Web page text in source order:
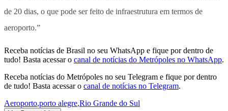
de 20 dias, o que pode ser feito de infraestrutura em termos de
aeroporto.”
Receba notícias de Brasil no seu WhatsApp e fique por dentro de
tudo! Basta acessar o canal de notícias do Metrópoles no WhatsApp.
Receba notícias do Metrópoles no seu Telegram e fique por dentro
de tudo! Basta acessar o canal de notícias no Telegram.
Aeroporto,porto alegre,Rio Grande do Sul